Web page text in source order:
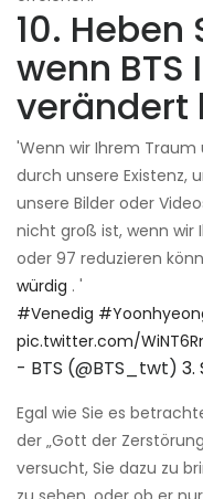
10. Heben
wenn BTS
verändert
'Wenn wir Ihrem Traum
durch unsere Existenz,
unsere Bilder oder
nicht groß ist, wenn wir
oder 97 reduzieren
würdig . '
#Venedig
pic.twitter.com/
- BTS (@BTS_twt) 3.
Egal wie Sie es
der „Gott der
versucht, Sie dazu zu